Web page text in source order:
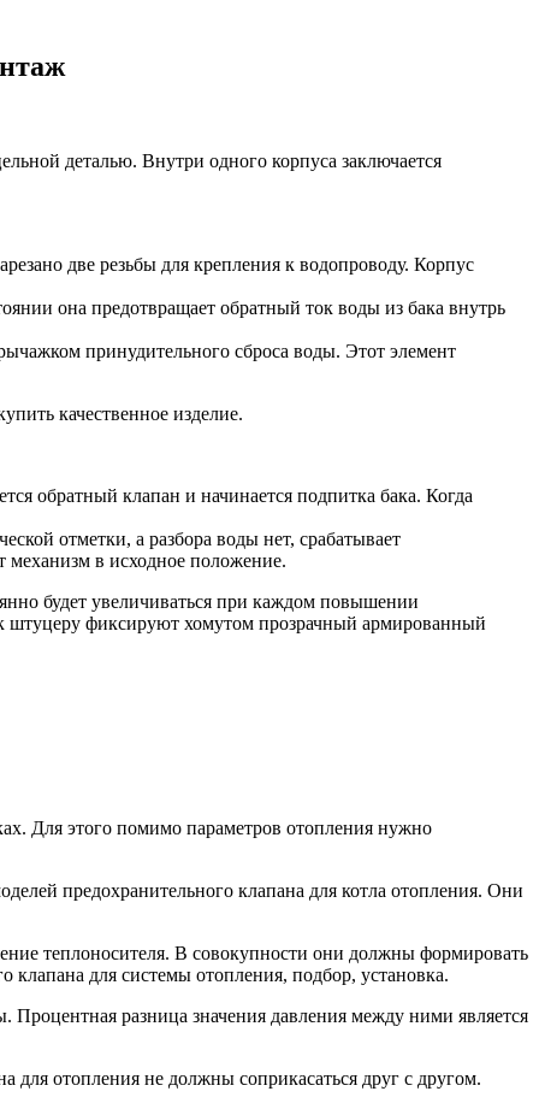
деталью. Внутри одного корпуса заключается
две резьбы для крепления к водопроводу. Корпус
она предотвращает обратный ток воды из бака внутрь
принудительного сброса воды. Этот элемент
качественное изделие.
обратный клапан и начинается подпитка бака. Когда
отметки, а разбора воды нет, срабатывает
механизм в исходное положение.
будет увеличиваться при каждом повышении
штуцеру фиксируют хомутом прозрачный армированный
Для этого помимо параметров отопления нужно
предохранительного клапана для котла отопления. Они
теплоносителя. В совокупности они должны формировать
для системы отопления, подбор, установка.
Процентная разница значения давления между ними является
отопления не должны соприкасаться друг с другом.